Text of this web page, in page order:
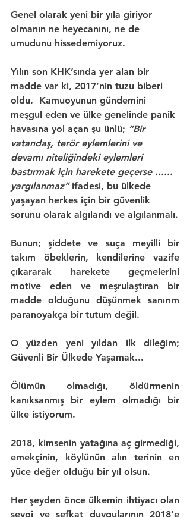
Genel olarak yeni bir yıla giriyor
olmanın ne heyecanını, ne de
umudunu hissedemiyoruz.
Yılın son KHK’sında yer alan bir
madde var ki, 2017’nin tuzu biberi
oldu.  Kamuoyunun gündemini
meşgul eden ve ülke genelinde panik
havasına yol açan şu ünlü; “Bir
vatandaş, terör eylemlerini ve
devamı niteliğindeki eylemleri
bastırmak için harekete geçerse ......
yargılanmaz” ifadesi, bu ülkede
yaşayan herkes için bir güvenlik
sorunu olarak algılandı ve algılanmalı.
Bunun; şiddete ve suça meyilli bir
takım öbeklerin, kendilerine vazife
çıkararak harekete geçmelerini
motive eden ve meşrulaştıran bir
paranoyakça bir tutum değil.
Güvenli Bir Ülkede Yaşamak...
Ölümün olmadığı, öldürmenin
kanıksanmış bir eylem olmadığı bir
ülke istiyorum.
2018, kimsenin yatağına aç girmediği,
emekçinin, köylünün alın terinin en
yüce değer olduğu bir yıl olsun.
sevgi ve şefkat duygularının 2018’e